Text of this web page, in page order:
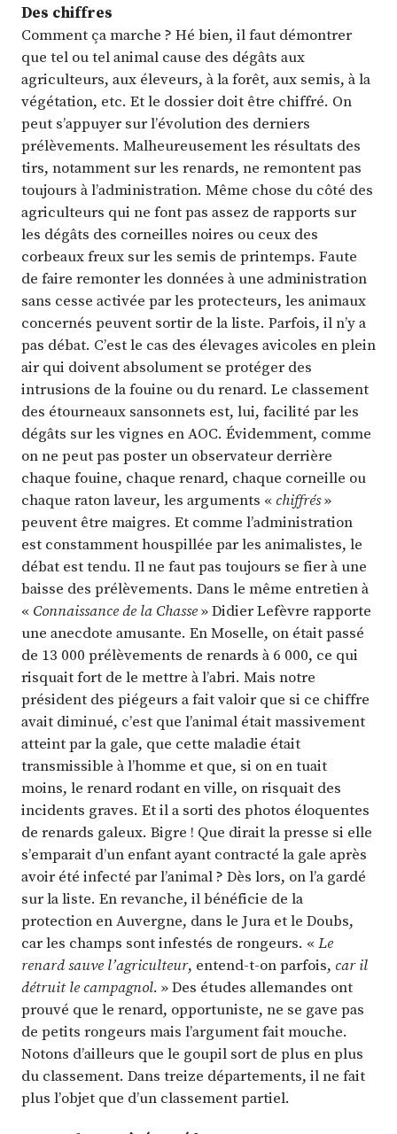
Des chiffres
Comment ça marche ? Hé bien, il faut démontrer
que tel ou tel animal cause des dégâts aux
agriculteurs, aux éleveurs, à la forêt, aux semis, à la
végétation, etc. Et le dossier doit être chiffré. On
peut s’appuyer sur l’évolution des derniers
prélèvements. Malheureusement les résultats des
tirs, notamment sur les renards, ne remontent pas
toujours à l’administration. Même chose du côté des
agriculteurs qui ne font pas assez de rapports sur
les dégâts des corneilles noires ou ceux des
corbeaux freux sur les semis de printemps. Faute
de faire remonter les données à une administration
sans cesse activée par les protecteurs, les animaux
concernés peuvent sortir de la liste. Parfois, il n’y a
pas débat. C’est le cas des élevages avicoles en plein
air qui doivent absolument se protéger des
intrusions de la fouine ou du renard. Le classement
des étourneaux sansonnets est, lui, facilité par les
dégâts sur les vignes en AOC. Évidemment, comme
on ne peut pas poster un observateur derrière
chaque fouine, chaque renard, chaque corneille ou
chaque raton laveur, les arguments « chiffrés»
peuvent être maigres. Et comme l’administration
est constamment houspillée par les animalistes, le
débat est tendu. Il ne faut pas toujours se fier à une
baisse des prélèvements. Dans le même entretien à
« Connaissance de la Chasse» Didier Lefèvre rapporte
une anecdote amusante. En Moselle, on était passé
de 13 000 prélèvements de renards à 6 000, ce qui
risquait fort de le mettre à l’abri. Mais notre
président des piégeurs a fait valoir que si ce chiffre
avait diminué, c’est que l’animal était massivement
atteint par la gale, que cette maladie était
transmissible à l’homme et que, si on en tuait
moins, le renard rodant en ville, on risquait des
incidents graves. Et il a sorti des photos éloquentes
de renards galeux. Bigre ! Que dirait la presse si elle
s’emparait d’un enfant ayant contracté la gale après
avoir été infecté par l’animal ? Dès lors, on l’a gardé
sur la liste. En revanche, il bénéficie de la
protection en Auvergne, dans le Jura et le Doubs,
car les champs sont infestés de rongeurs. «Le
renard sauve l’agriculteur, entend-t-on parfois, car il
détruit le campagnol. » Des études allemandes ont
prouvé que le renard, opportuniste, ne se gave pas
de petits rongeurs mais l’argument fait mouche.
Notons d’ailleurs que le goupil sort de plus en plus
du classement. Dans treize départements, il ne fait
plus l’objet que d’un classement partiel.